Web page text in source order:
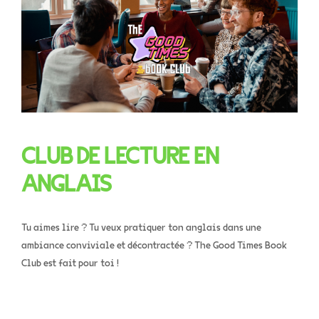
CLUB DE LECTURE EN
ANGLAIS
Tu aimes lire ? Tu veux pratiquer ton anglais dans une
ambiance conviviale et décontractée ? The Good Times Book
Club est fait pour toi !